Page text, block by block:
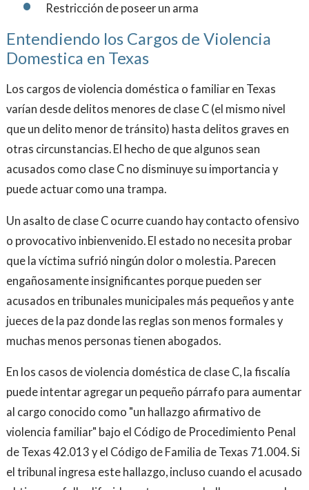
Restricción de poseer un arma
Entendiendo los Cargos de Violencia
Domestica en Texas
Los cargos de violencia doméstica o familiar en Texas
varían desde delitos menores de clase C (el mismo nivel
que un delito menor de tránsito) hasta delitos graves en
otras circunstancias. El hecho de que algunos sean
acusados ​​como clase C no disminuye su importancia y
puede actuar como una trampa.
Un asalto de clase C ocurre cuando hay contacto ofensivo
o provocativo inbienvenido. El estado no necesita probar
que la víctima sufrió ningún dolor o molestia. Parecen
engañosamente insignificantes porque pueden ser
acusados ​​en tribunales municipales más pequeños y ante
jueces de la paz donde las reglas son menos formales y
muchas menos personas tienen abogados.
En los casos de violencia doméstica de clase C, la fiscalía
puede intentar agregar un pequeño párrafo para aumentar
al cargo conocido como "un hallazgo afirmativo de
violencia familiar" bajo el Código de Procedimiento Penal
de Texas 42.013 y el Código de Familia de Texas 71.004. Si
el tribunal ingresa este hallazgo, incluso cuando el acusado